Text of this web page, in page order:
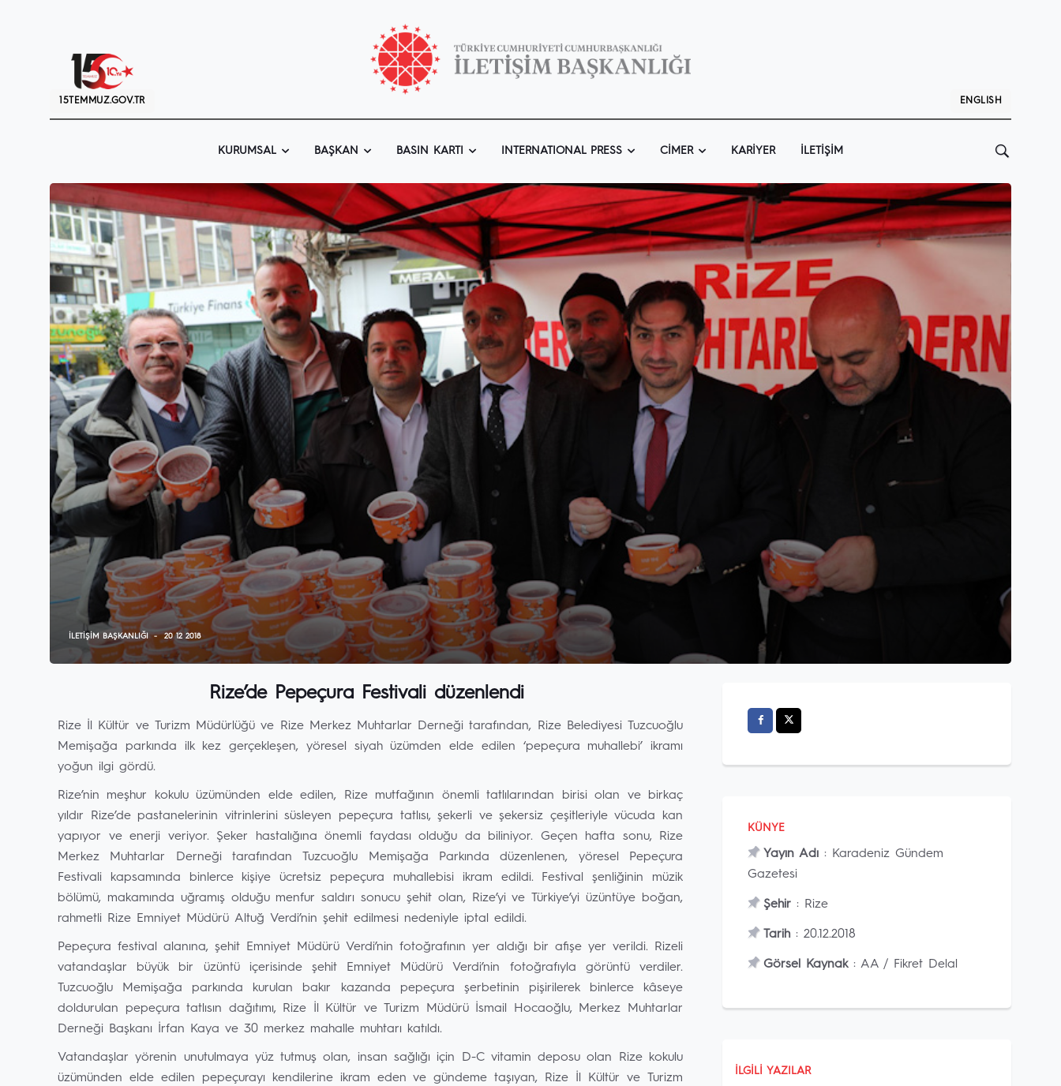
15TEMMUZ.GOV.TR ENGLISH
KURUMSAL BAŞKAN BASIN KARTI INTERNATIONAL PRESS CIMER KARIYER İLETIŞIM
İLETIŞIM BAŞKANLIĞI 20 12 2018
Rize’de Pepeçura Festivali düzenlendi
Rize İl Kültür ve Turizm Müdürlüğü ve Rize Merkez Muhtarlar Derneği tarafından, Rize Belediyesi Tuzcuoğlu
Memişağa parkında ilk kez gerçekleşen, yöresel siyah üzümden elde edilen ‘pepeçura muhallebi’ ikramı
yoğun ilgi gördü.
Rize’nin meşhur kokulu üzümünden elde edilen, Rize mutfağının önemli tatlılarından birisi olan ve birkaç
yıldır Rize’de pastanelerinin vitrinlerini süsleyen pepeçura tatlısı, şekerli ve şekersiz çeşitleriyle vücuda kan
yapıyor ve enerji veriyor. Şeker hastalığına önemli faydası olduğu da biliniyor. Geçen hafta sonu, Rize
Merkez Muhtarlar Derneği tarafından Tuzcuoğlu Memişağa Parkında düzenlenen, yöresel Pepeçura
Festivali kapsamında binlerce kişiye ücretsiz pepeçura muhallebisi ikram edildi. Festival şenliğinin müzik
bölümü, makamında uğramış olduğu menfur saldırı sonucu şehit olan, Rize’yi ve Türkiye’yi üzüntüye boğan,
rahmetli Rize Emniyet Müdürü Altuğ Verdi’nin şehit edilmesi nedeniyle iptal edildi.
Pepeçura festival alanına, şehit Emniyet Müdürü Verdi’nin fotoğrafının yer aldığı bir afişe yer verildi. Rizeli
vatandaşlar büyük bir üzüntü içerisinde şehit Emniyet Müdürü Verdi’nin fotoğrafıyla görüntü verdiler.
Tuzcuoğlu Memişağa parkında kurulan bakır kazanda pepeçura şerbetinin pişirilerek binlerce kâseye
doldurulan pepeçura tatlısın dağıtımı, Rize İl Kültür ve Turizm Müdürü İsmail Hocaoğlu, Merkez Muhtarlar
Derneği Başkanı İrfan Kaya ve 30 merkez mahalle muhtarı katıldı.
Vatandaşlar yörenin unutulmaya yüz tutmuş olan, insan sağlığı için D-C vitamin deposu olan Rize kokulu
üzümünden elde edilen pepeçurayı kendilerine ikram eden ve gündeme taşıyan, Rize İl Kültür ve Turizm
KÜNYE
Yayın Adı : Karadeniz Gündem
Gazetesi
Şehir : Rize
Tarih : 20.12.2018
Görsel Kaynak: AA / Fikret Delal
İLGILI YAZILAR